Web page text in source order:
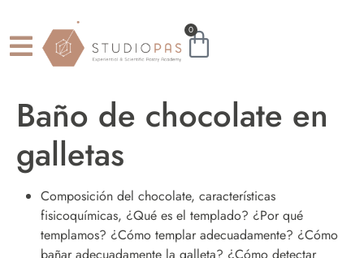
0
Baño de chocolate en
galletas
Composición del chocolate, características
fisicoquímicas, ¿Qué es el templado? ¿Por qué
templamos? ¿Cómo templar adecuadamente? ¿Cómo